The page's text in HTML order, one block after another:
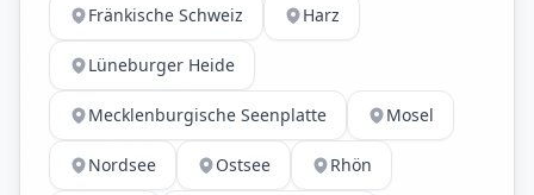
Fränkische Schweiz Harz
Lüneburger Heide
Mecklenburgische Seenplatte Mosel
Nordsee Ostsee Rhön